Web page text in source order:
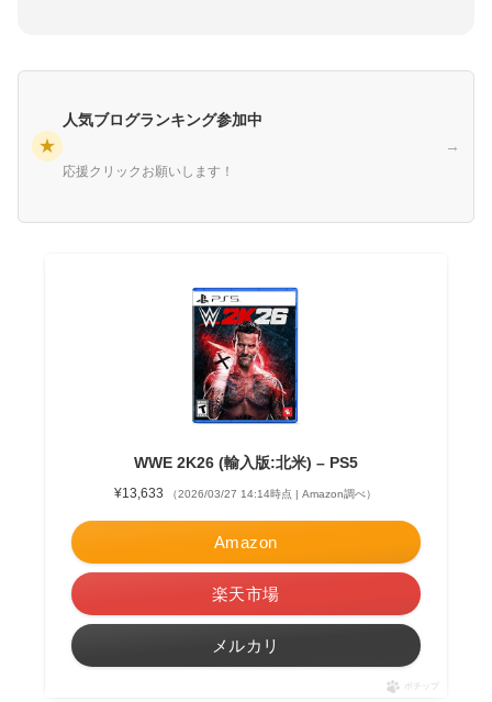
★
人気ブログランキング参加中
応援クリックお願いします！
→
WWE 2K26 (輸入版:北米) – PS5
¥13,633 （2026/03/27 14:14時点 | Amazon調べ）
Amazon
楽天市場
メルカリ
ポチップ